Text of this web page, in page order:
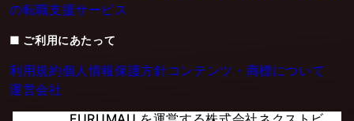
の転職支援サービス
■ ご利用にあたって
利用規約個人情報保護方針コンテンツ・商標について
運営会社